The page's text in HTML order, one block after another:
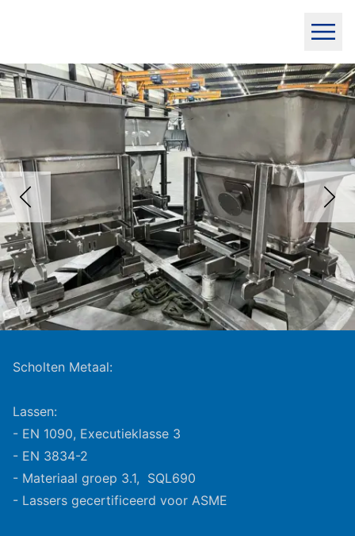
Scholten Metaal:
Lassen:
- EN 1090, Executieklasse 3
- EN 3834-2
- Materiaal groep 3.1, SQL690
- Lassers gecertificeerd voor ASME